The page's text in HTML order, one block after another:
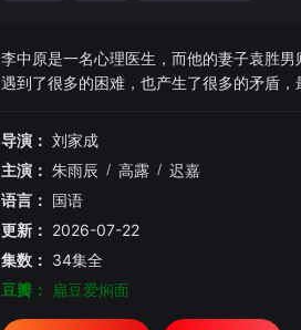
李中原是一名心理医生，而他的妻子袁胜
遇到了很多的困难，也产生了很多的矛盾
胜男分别邂逅了韩雯雯和王子荐，这两个
导演： 刘家成
主演： 朱雨辰 / 高露 / 迟嘉
语言： 国语
更新： 2026-07-22
集数： 34集全
豆瓣：
扁豆爱焖面